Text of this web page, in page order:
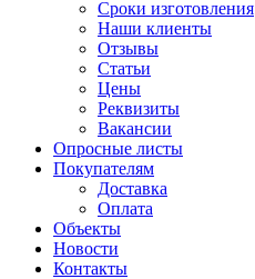
Сроки изготовления
Наши клиенты
Отзывы
Статьи
Цены
Реквизиты
Вакансии
Опросные листы
Покупателям
Доставка
Оплата
Объекты
Новости
Контакты